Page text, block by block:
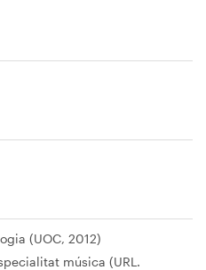
(UOC, 2012)
música (URL.